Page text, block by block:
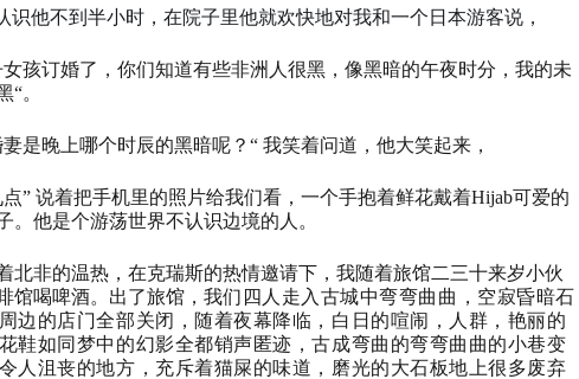
识他不到半小时，在院子里他就欢快地对我和一个日本游客说，
孩订婚了，你们知道有些非洲人很黑，像黑暗的午夜时分，我的未
“。
是晚上哪个时辰的黑暗呢？“ 我笑着问道，他大笑起来，
” 说着把手机里的照片给我们看，一个手抱着鲜花戴着Hijab可爱的
。他是个游荡世界不认识边境的人。
北非的温热，在克瑞斯的热情邀请下，我随着旅馆二三十来岁小伙
馆喝啤酒。出了旅馆， 我们四人走入古城中弯弯曲曲，空寂昏暗石
边的店门全部关闭，随着夜幕降临，白日的喧闹，人群，艳丽的
鞋如同梦中的幻影全都销声匿迹，古成弯曲的弯弯曲曲的小巷变
人沮丧的地方，充斥着猫屎的味道，磨光的大石板地上很多废弃